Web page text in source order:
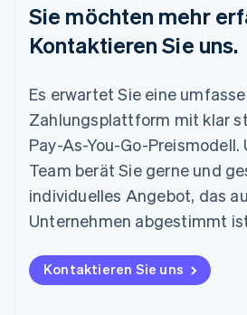
Sie möchten mehr
Kontaktieren Sie uns.
Es erwartet Sie eine
Zahlungsplattform mit klar
Pay-As-You-Go-Preismodell.
Team berät Sie gerne und
individuelles Angebot, das
Unternehmen abgestimmt
Kontaktieren Sie uns
English
Mexiko
EspañolEnglish
English
NederlandsEnglish
Norwegen
English
Österreich
Deutsch English
Polen
Portugal
PortuguêsEnglish
Rumänien